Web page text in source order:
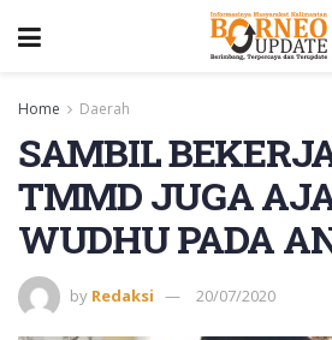
Home Daerah
SAMBIL
TMMD JUGA
WUDHU PADA
by Redaksi 20/07/2020